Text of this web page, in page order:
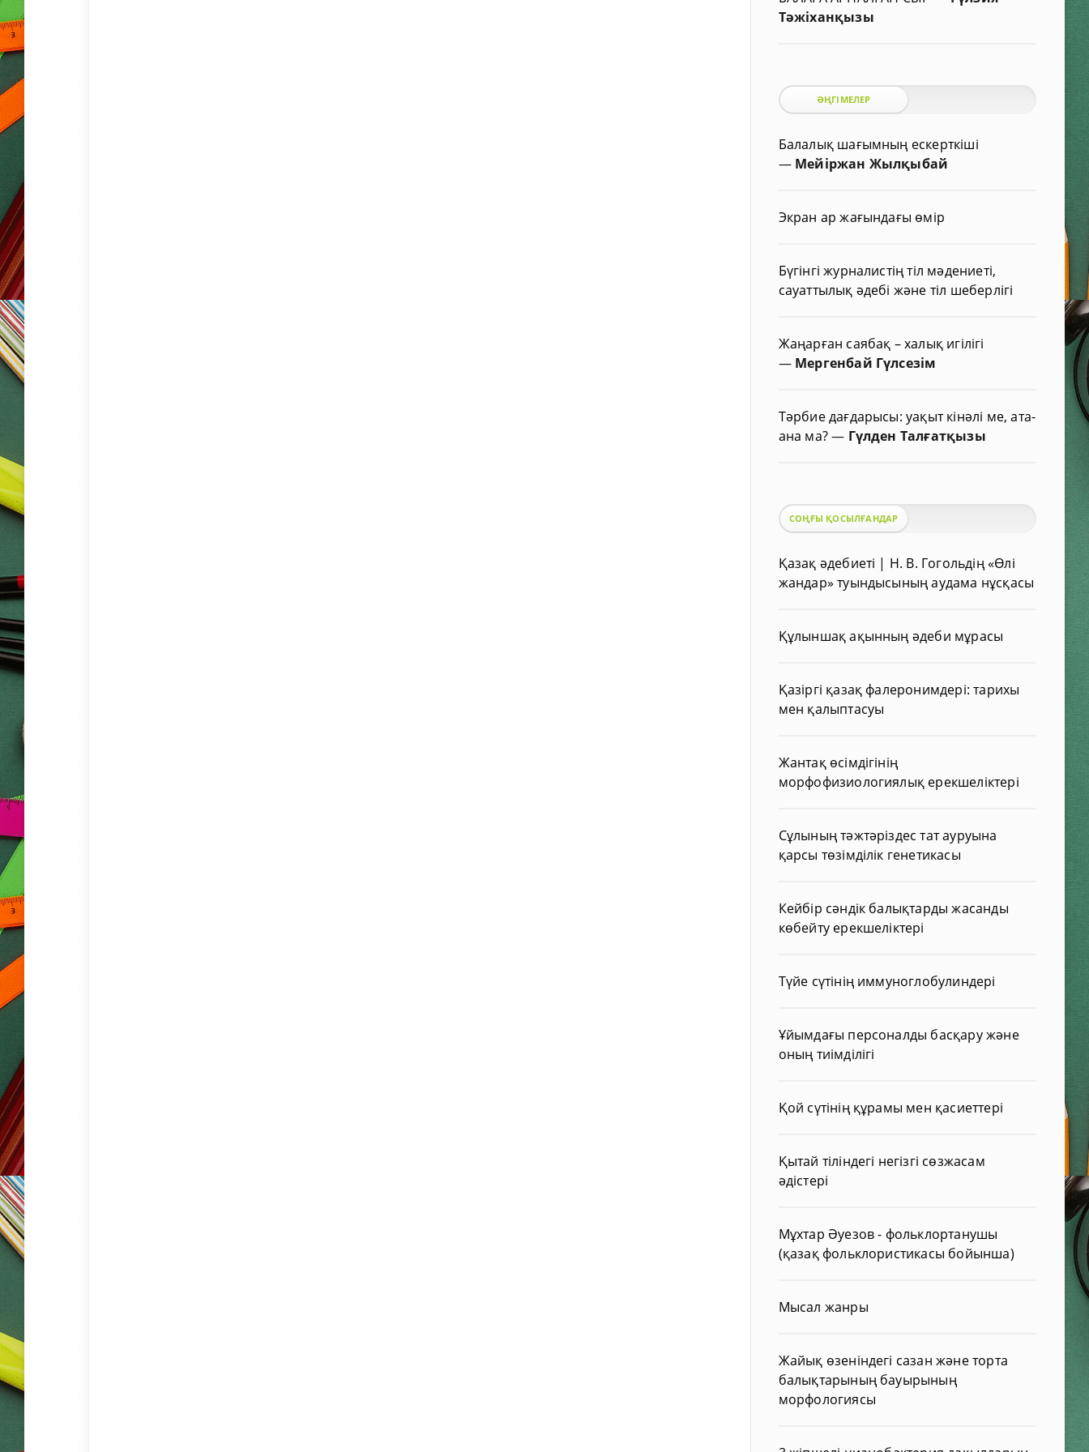
Тәжіханқызы
ӘҢГІМЕЛЕР
Балалық шағымның ескерткіші
— Мейіржан Жылқыбай
Экран ар жағындағы өмір
Бүгінгі журналистің тіл мәдениеті,
сауаттылық әдебі және тіл шеберлігі
Жаңарған саябақ – халық игілігі
— Мергенбай Гүлсезім
Тәрбие дағдарысы: уақыт кінәлі ме, ата-
ана ма?— Гүлден Талғатқызы
СОҢҒЫ ҚОСЫЛҒАНДАР
Қазақ әдебиеті | Н. В. Гогольдің «Өлі
жандар» туындысының аудама нұсқасы
Құлыншақ ақынның әдеби мұрасы
Қазіргі қазақ фалеронимдері: тарихы
мен қалыптасуы
Жантақ өсімдігінің
морфофизиологиялық ерекшеліктері
Сұлының тәжтәріздес тат ауруына
қарсы төзімділік генетикасы
Кейбір сәндік балықтарды жасанды
көбейту ерекшеліктері
Түйе сүтінің иммуноглобулиндері
Ұйымдағы персоналды басқару және
оның тиімділігі
Қой сүтінің құрамы мен қасиеттері
Қытай тіліндегі негізгі сөзжасам
әдістері
Мұхтар Әуезов - фольклортанушы
(қазақ фольклористикасы бойынша)
Мысал жанры
Жайық өзеніндегі сазан және торта
балықтарының бауырының
морфологиясы